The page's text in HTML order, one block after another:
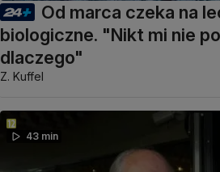
Od marca czeka na
biologiczne. "Nikt mi nie
dlaczego"
Z. Kuffel
43 min